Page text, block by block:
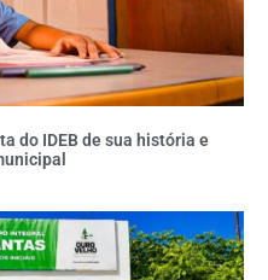
do IDEB de sua história e